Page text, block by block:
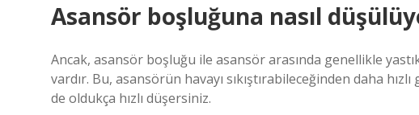
Asansör boşluğuna nasıl
Ancak, asansör boşluğu ile asansör arasında genellikle
vardır. Bu, asansörün havayı sıkıştırabileceğinden daha
de oldukça hızlı düşersiniz.